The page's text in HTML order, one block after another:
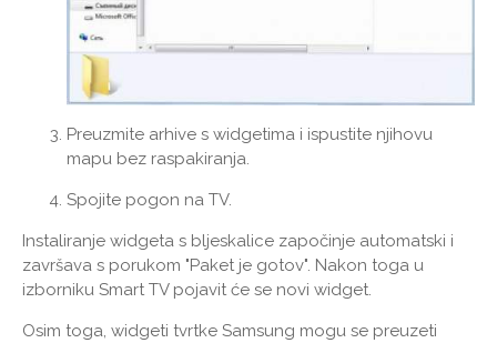
Preuzmite arhive s widgetima i ispustite njihovu
mapu bez raspakiranja.
Spojite pogon na TV.
Instaliranje widgeta s bljeskalice započinje automatski i
završava s porukom "Paket je gotov". Nakon toga u
izborniku Smart TV pojavit će se novi widget.
Osim toga, widgeti tvrtke Samsung mogu se preuzeti